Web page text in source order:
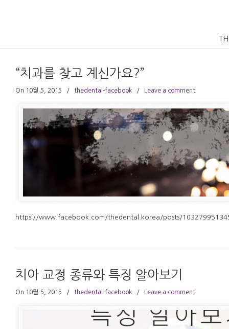
“치과를 찾고 계신가요?”
On 10월 5, 2015 / thedental-facebook / Leave a comment
https://www.facebook.com/thedental.korea/posts/
치아 교정 종류와 특징 알아보기
On 10월 5, 2015 / thedental-facebook / Leave a comment